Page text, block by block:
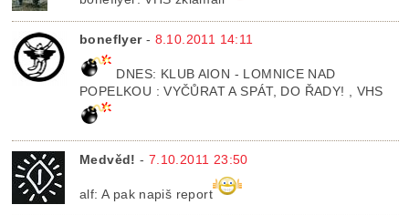
boneflyer- 8.10.2011 14:11
DNES: KLUB AION - LOMNICE NAD
POPELKOU : VYČŮRAT A SPÁT, DO ŘADY! , VHS
Medvěd! - 7.10.2011 23:50
alf: A pak napiš report